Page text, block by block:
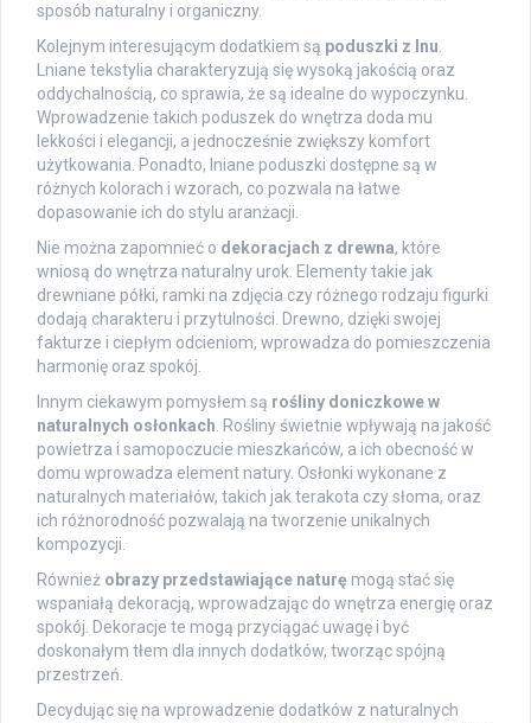
sposób naturalny i organiczny.
Kolejnym interesującym dodatkiem są poduszki z lnu.
Lniane tekstylia charakteryzują się wysoką jakością oraz
oddychalnością, co sprawia, że są idealne do wypoczynku.
Wprowadzenie takich poduszek do wnętrza doda mu
lekkości i elegancji, a jednocześnie zwiększy komfort
użytkowania. Ponadto, lniane poduszki dostępne są w
różnych kolorach i wzorach, co pozwala na łatwe
dopasowanie ich do stylu aranżacji.
Nie można zapomnieć o dekoracjach z drewna, które
wniosą do wnętrza naturalny urok. Elementy takie jak
drewniane półki, ramki na zdjęcia czy różnego rodzaju figurki
dodają charakteru i przytulności. Drewno, dzięki swojej
fakturze i ciepłym odcieniom, wprowadza do pomieszczenia
harmonię oraz spokój.
Innym ciekawym pomysłem są rośliny doniczkowe w
naturalnych osłonkach. Rośliny świetnie wpływają na jakość
powietrza i samopoczucie mieszkańców, a ich obecność w
domu wprowadza element natury. Osłonki wykonane z
naturalnych materiałów, takich jak terakota czy słoma, oraz
ich różnorodność pozwalają na tworzenie unikalnych
kompozycji.
Również obrazy przedstawiające naturę mogą stać się
wspaniałą dekoracją, wprowadzając do wnętrza energię oraz
spokój. Dekoracje te mogą przyciągać uwagę i być
doskonałym tłem dla innych dodatków, tworząc spójną
przestrzeń.
Decydując się na wprowadzenie dodatków z naturalnych